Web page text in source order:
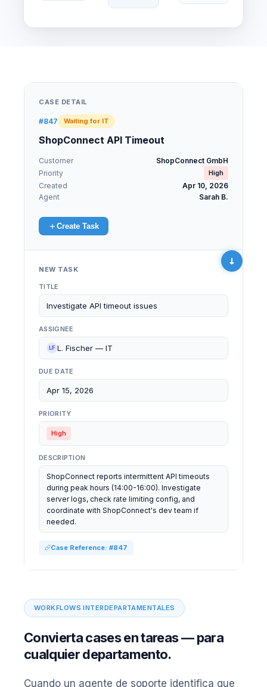
WORKFLOWS INTERDEPARTAMENTALES
Convierta cases en tareas — para
cualquier departamento.
Cuando un agente de soporte identifica que
CASE DETAIL
#847 Waiting for IT
ShopConnect API Timeout
Customer
ShopConnect GmbH
Priority
High
Created
Apr 10, 2026
Agent
Sarah B.
Create Task
NEW TASK
TITLE
Investigate API timeout issues
ASSIGNEE
LF L. Fischer — IT
DUE DATE
Apr 15, 2026
PRIORITY
High
DESCRIPTION
ShopConnect reports intermittent API timeouts
during peak hours (14:00-16:00). Investigate
server logs, check rate limiting config, and
coordinate with ShopConnect's dev team if
needed.
Case Reference: #847